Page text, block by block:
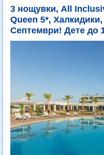
3 нощувки, All
Queen 5*,
Септември! Дете до